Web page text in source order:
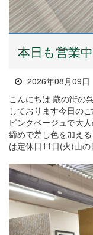
本日も営業中
2026年08月09日
こんにちは 蔵の街の
しております今日の
ピンクベージュで大
締めで差し色を加え
は定休日11日(火)山